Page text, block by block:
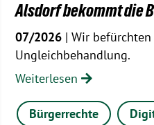
Alsdorf bekommt die
07/2026 | Wir
Ungleichbehandlung.
Weiterlesen
Bürgerrechte